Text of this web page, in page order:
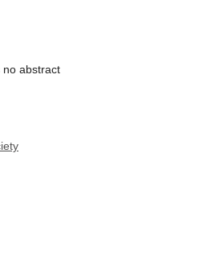
no abstract